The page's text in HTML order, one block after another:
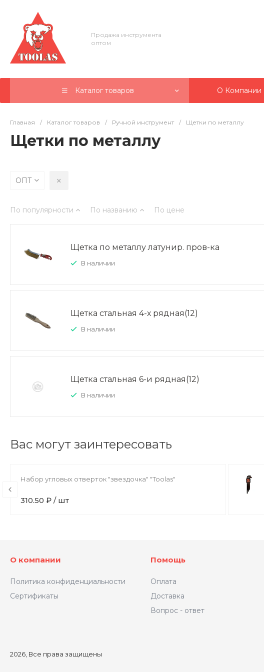
Продажа инструмента
оптом
Каталог товаров О Компании
Главная / Каталог товаров / Ручной инструмент / Щетки по металлу
Щетки по металлу
ОПТ
По популярности По названию По цене
Щетка по металлу латунир. пров-ка
В наличии
Щетка стальная 4-х рядная(12)
В наличии
Щетка стальная 6-и рядная(12)
В наличии
Вас могут заинтересовать
Набор угловых отверток "звездочка" "Toolas"
310.50 ₽ / шт
О компании
Политика конфиденциальности
Сертификаты
Помощь
Оплата
Доставка
Вопрос - ответ
2026, Все права защищены